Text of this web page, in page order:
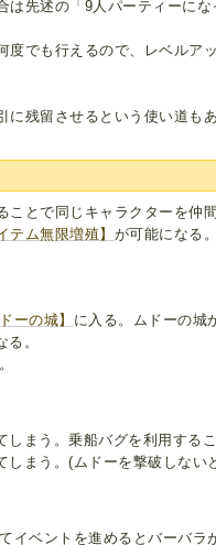
は先述の「9人パーティーにな
度でも行えるので、レベルア
残留させるという使い道もあ
ことで同じキャラクターを仲
テム無限増殖】 が可能になる。
ーの城】 に入る。ムドーの城
。
まう。乗船バグを利用する
まう。(ムドーを撃破しない
イベントを進めるとバーバラ